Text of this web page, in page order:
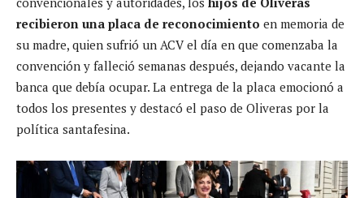
recibieron una placa de reconocimiento en memoria de
su madre, quien sufrió un ACV el día en que comenzaba la
convención y falleció semanas después, dejando vacante la
banca que debía ocupar. La entrega de la placa emocionó a
todos los presentes y destacó el paso de Oliveras por la
política santafesina.